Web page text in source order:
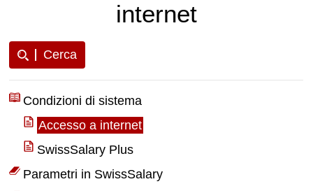
internet